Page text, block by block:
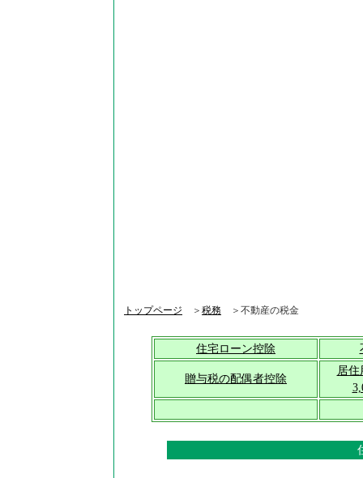
トップページ ＞ 税務 ＞不動産の税金
住宅ローン控除
贈与税の配偶者控除
居住